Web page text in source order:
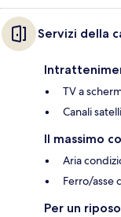
Servizi della
TV a
Canali
Il massimo
Aria
Ferro/asse
Per un